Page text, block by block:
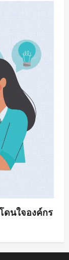
ดนใจองค์กร